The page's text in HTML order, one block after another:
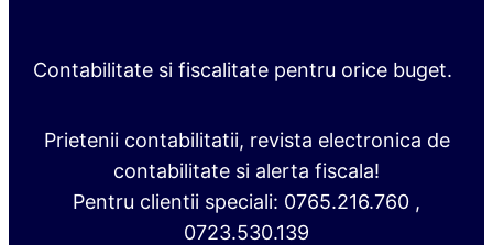
Contabilitate si fiscalitate pentru orice buget.
Prietenii contabilitatii, revista electronica de
contabilitate si alerta fiscala!
Pentru clientii speciali: 0765.216.760 ,
0723.530.139